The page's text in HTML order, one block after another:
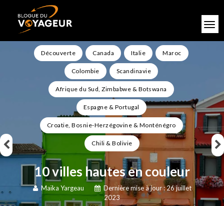
Découverte Canada Italie Maroc
Colombie Scandinavie
Afrique du Sud, Zimbabwe & Botswana
Espagne & Portugal
Croatie, Bosnie-Herzégovine & Monténégro
Chili & Bolivie
10 villes hautes en couleur
Maïka Yargeau
Dernière mise à jour : 26 juillet
2023